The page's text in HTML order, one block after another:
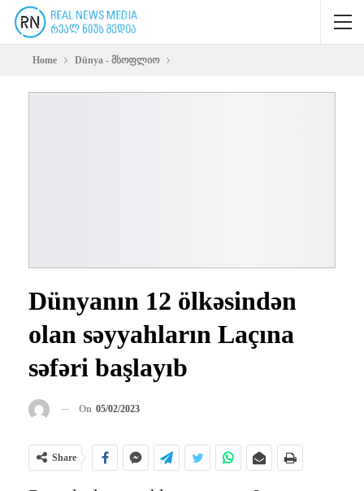
Home Dünya - მსოფლიო
Dünyanın 12 ölkəsindən
olan səyyahların Laçına
səfəri başlayıb
On 05/02/2023
Share